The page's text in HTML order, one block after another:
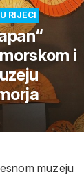
RIJECI
i
muzeju